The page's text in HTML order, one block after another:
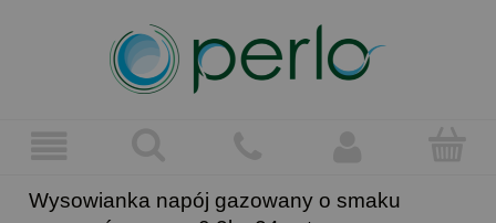
Wysowianka napój gazowany o smaku